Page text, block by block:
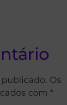
Os
com *